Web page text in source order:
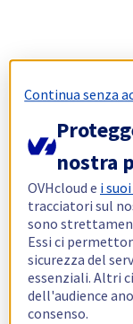
Continua senza
nostra
OVHcloud e i
tracciatori sul
sono
Essi ci
sicurezza del
essenziali. Altri
dell'audience
consenso.